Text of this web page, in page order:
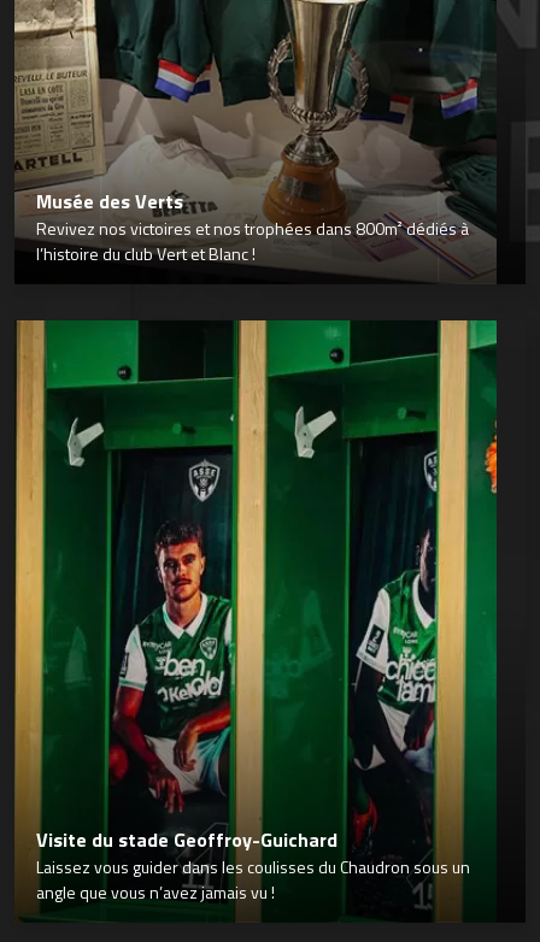
Musée des Verts
Revivez nos victoires et nos trophées dans 800m² dédiés à
l’histoire du club Vert et Blanc !
Visite du stade Geoffroy-Guichard
Laissez vous guider dans les coulisses du Chaudron sous un
angle que vous n’avez jamais vu !